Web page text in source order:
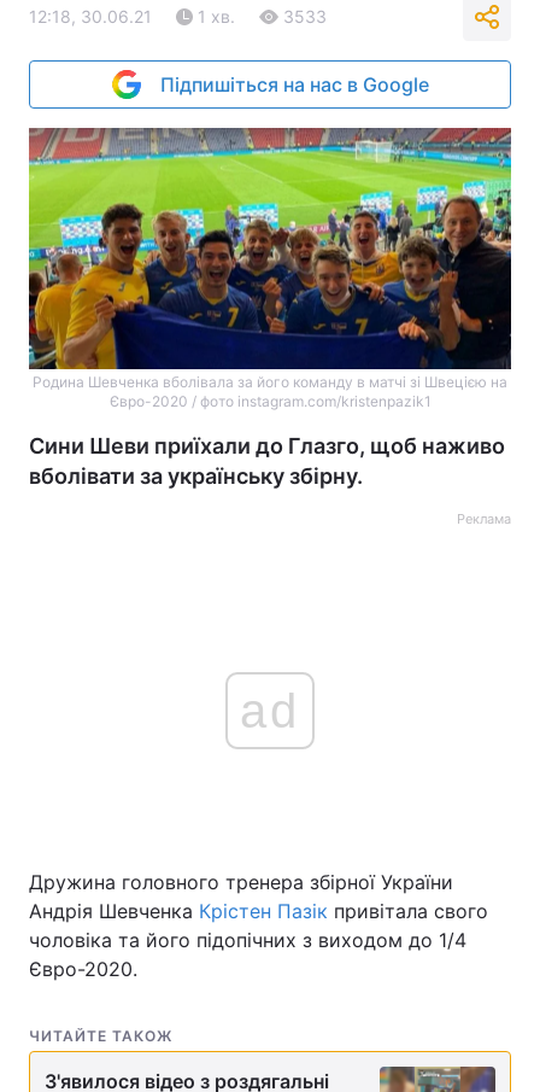
12:18, 30.06.21 1 хв. 3533
Підпишіться на нас в Google
Родина Шевченка вболівала за його команду в матчі зі Швецією на
Євро-2020 / фото instagram.com/kristenpazik1
Сини Шеви приїхали до Глазго, щоб наживо
вболівати за українську збірну.
Реклама
ad
Дружина головного тренера збірної України
Андрія Шевченка Крістен Пазік привітала свого
чоловіка та його підопічних з виходом до 1/4
Євро-2020.
ЧИТАЙТЕ ТАКОЖ
З'явилося відео з роздягальні